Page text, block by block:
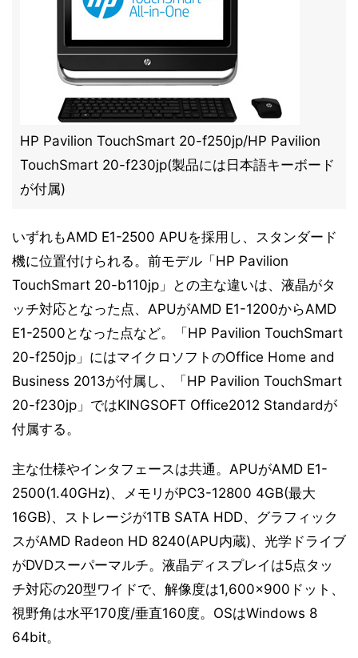
HP Pavilion TouchSmart 20-f250jp/HP Pavilion
TouchSmart 20-f230jp(製品には日本語キーボード
が付属)
いずれもAMD E1-2500 APUを採用し、スタンダード
機に位置付けられる。前モデル「HP Pavilion
TouchSmart 20-b110jp」との主な違いは、液晶がタ
ッチ対応となった点、APUがAMD E1-1200からAMD
E1-2500となった点など。「HP Pavilion TouchSmart
20-f250jp」にはマイクロソフトのOffice Home and
Business 2013が付属し、「HP Pavilion TouchSmart
20-f230jp」ではKINGSOFT Office2012 Standardが
付属する。
主な仕様やインタフェースは共通。APUがAMD E1-
2500(1.40GHz)、メモリがPC3-12800 4GB(最大
16GB)、ストレージが1TB SATA HDD、グラフィック
スがAMD Radeon HD 8240(APU内蔵)、光学ドライブ
がDVDスーパーマルチ。液晶ディスプレイは5点タッ
チ対応の20型ワイドで、解像度は1,600×900ドット、
視野角は水平170度/垂直160度。OSはWindows 8
64bit。